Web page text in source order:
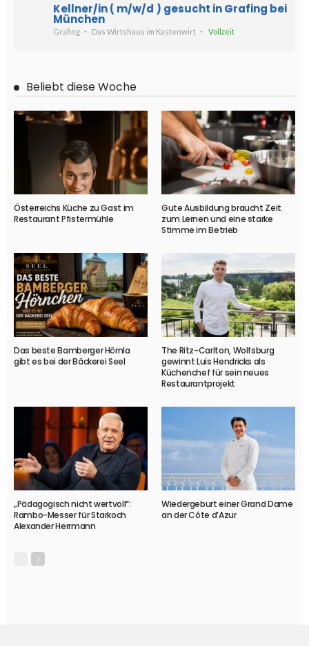
Kellner/in ( m/w/d ) gesucht in Grafing bei
München
Grafing Das Wirtshaus im Kastenwirt Vollzeit
Beliebt diese Woche
Österreichs Küche zu Gast im
Restaurant Pfistermühle
Gute Ausbildung braucht Zeit
zum Lernen und eine starke
Stimme im Betrieb
Das beste Bamberger Hörnla
gibt es bei der Bäckerei Seel
The Ritz-Carlton, Wolfsburg
gewinnt Luis Hendricks als
Küchenchef für sein neues
Restaurantprojekt
„Pädagogisch nicht wertvoll“:
Rambo-Messer für Starkoch
Alexander Herrmann
Wiedergeburt einer Grand Dame
an der Côte d’Azur